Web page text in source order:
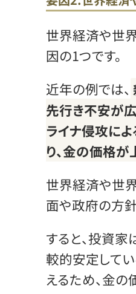
世界経済や世
因の1つです。
近年の例では、
先行き不安が
ライナ侵攻に
り、金の価格が
世界経済や世
面や政府の方
すると、投資
較的安定して
えるため、金